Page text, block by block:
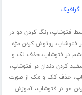
فتوشاپ،رنگ کردن مو در
فتوشاپ،روتوش کردن مژه
در فتوشاپ،حذف لک و
کردن دندان در فتوشاپ،
،حذف کک و مک از صورت
مو در فتوشاپ،آموزش